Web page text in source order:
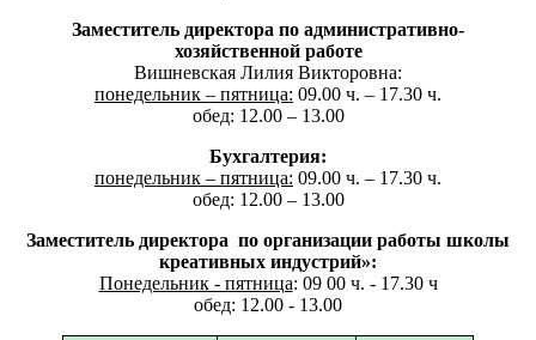
Заместитель директора по административно-
хозяйственной работе
Вишневская Лилия Викторовна:
понедельник – пятница: 09.00 ч. – 17.30 ч.
обед: 12.00 – 13.00
Бухгалтерия:
понедельник – пятница: 09.00 ч. – 17.30 ч.
обед: 12.00 – 13.00
Заместитель директора по организации работы школы
креативных индустрий»:
Понедельник - пятница: 09 00 ч. - 17.30 ч
обед: 12.00 - 13.00